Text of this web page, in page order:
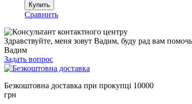
Купить
Сравнить
Здравствуйте, меня зовут Вадим, буду рад вам
Вадим
Задать вопрос
Безкоштовна доставка при прокупці 10000
грн